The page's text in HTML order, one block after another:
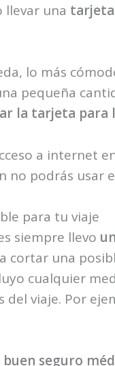
llevar una
lo más
pequeña
la tarjeta para
a internet
no podrás usar
para tu viaje
siempre llevo
cortar una
cualquier
del viaje. Por
seguro